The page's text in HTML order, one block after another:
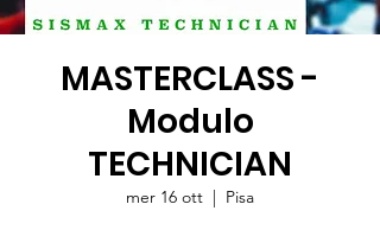
MASTERCLASS -
Modulo
TECHNICIAN
mer 16 ott
  |
Pisa